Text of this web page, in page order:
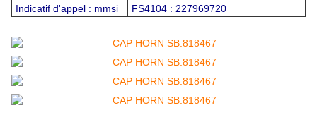
Indicatif d'appel : mmsi
FS4104 : 227969720